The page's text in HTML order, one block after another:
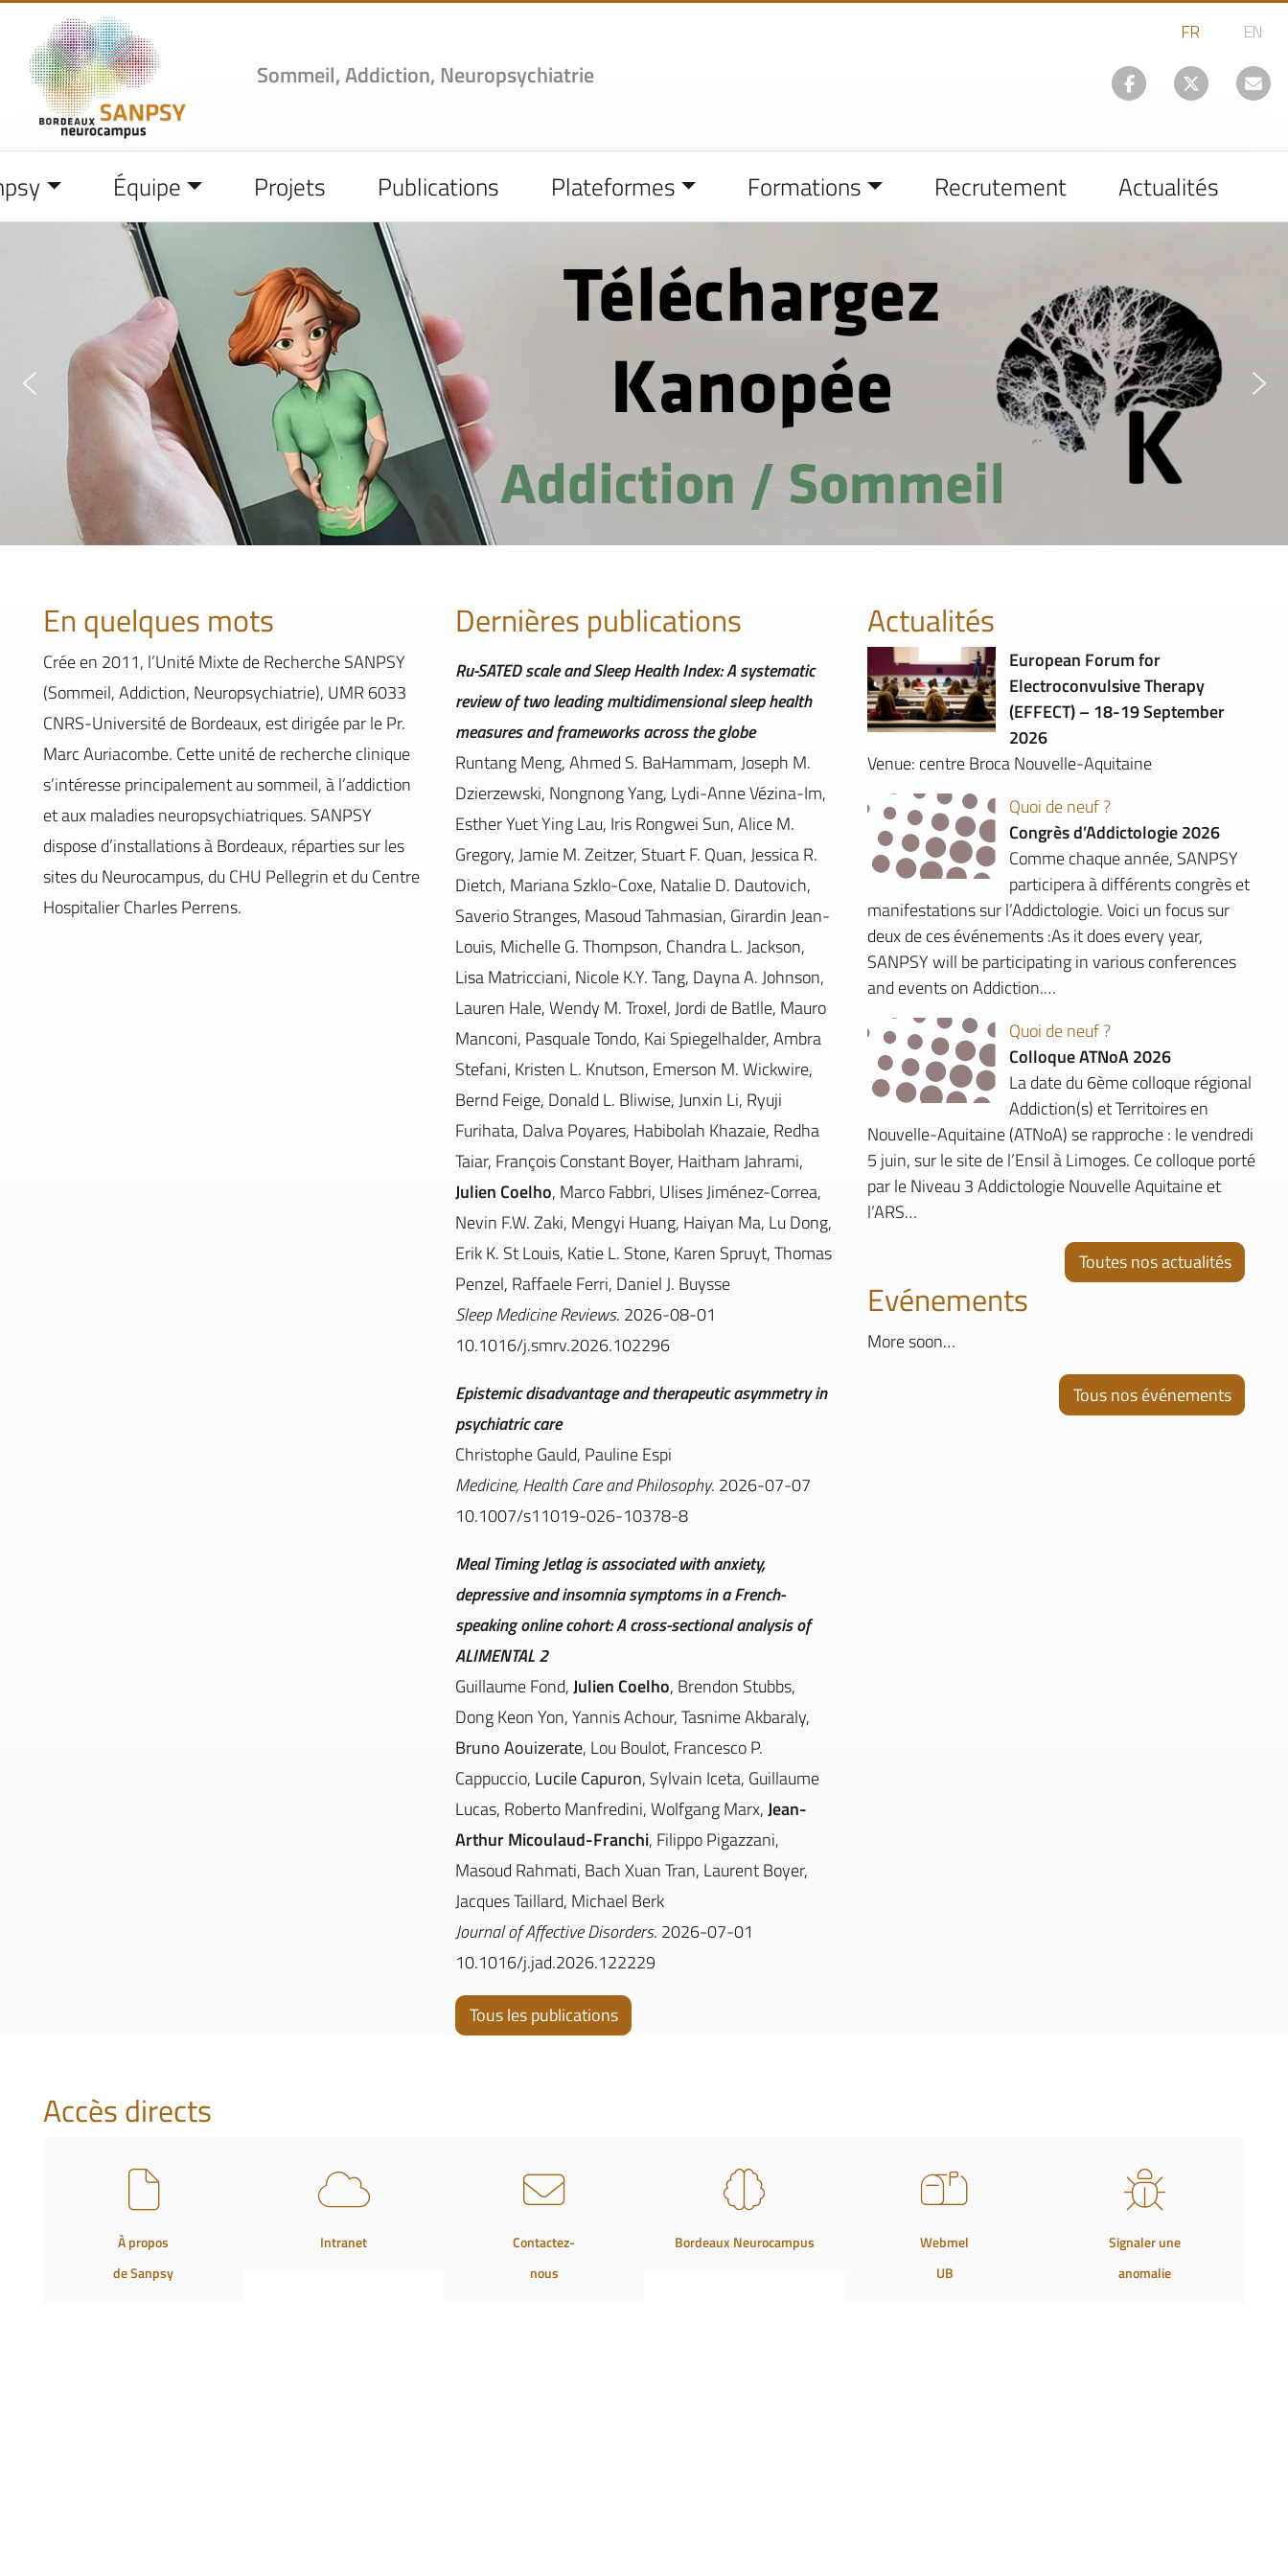
Sommeil, Addiction, Neuropsychiatrie
Équipe Projets Publications Plateformes Formations Recrutement Actualités
En quelques mots
Crée en 2011, l’Unité Mixte de Recherche SANPSY
(Sommeil, Addiction, Neuropsychiatrie), UMR 6033
CNRS-Université de Bordeaux, est dirigée par le Pr.
Marc Auriacombe. Cette unité de recherche clinique
s’intéresse principalement au sommeil, à l’addiction
et aux maladies neuropsychiatriques. SANPSY
dispose d’installations à Bordeaux, réparties sur les
sites du Neurocampus, du CHU Pellegrin et du Centre
Hospitalier Charles Perrens.
Dernières publications
Ru-SATED scale and Sleep Health Index: A systematic
review of two leading multidimensional sleep health
measures and frameworks across the globe
Runtang Meng, Ahmed S. BaHammam, Joseph M.
Dzierzewski, Nongnong Yang, Lydi-Anne Vézina-Im,
Esther Yuet Ying Lau, Iris Rongwei Sun, Alice M.
Gregory, Jamie M. Zeitzer, Stuart F. Quan, Jessica R.
Dietch, Mariana Szklo-Coxe, Natalie D. Dautovich,
Saverio Stranges, Masoud Tahmasian, Girardin Jean-
Louis, Michelle G. Thompson, Chandra L. Jackson,
Lisa Matricciani, Nicole K.Y. Tang, Dayna A. Johnson,
Lauren Hale, Wendy M. Troxel, Jordi de Batlle, Mauro
Manconi, Pasquale Tondo, Kai Spiegelhalder, Ambra
Stefani, Kristen L. Knutson, Emerson M. Wickwire,
Bernd Feige, Donald L. Bliwise, Junxin Li, Ryuji
Furihata, Dalva Poyares, Habibolah Khazaie, Redha
Taiar, François Constant Boyer, Haitham Jahrami,
Julien Coelho, Marco Fabbri, Ulises Jiménez-Correa,
Nevin F.W. Zaki, Mengyi Huang, Haiyan Ma, Lu Dong,
Erik K. St Louis, Katie L. Stone, Karen Spruyt, Thomas
Penzel, Raffaele Ferri, Daniel J. Buysse
Sleep Medicine Reviews. 2026-08-01
10.1016/j.smrv.2026.102296
Epistemic disadvantage and therapeutic asymmetry in
psychiatric care
Christophe Gauld, Pauline Espi
Medicine, Health Care and Philosophy. 2026-07-07
10.1007/s11019-026-10378-8
Meal Timing Jetlag is associated with anxiety,
depressive and insomnia symptoms in a French-
speaking online cohort: A cross-sectional analysis of
ALIMENTAL 2
Guillaume Fond,Julien Coelho, Brendon Stubbs,
Dong Keon Yon, Yannis Achour, Tasnime Akbaraly,
Bruno Aouizerate, Lou Boulot, Francesco P.
Cappuccio, Lucile Capuron, Sylvain Iceta, Guillaume
Lucas, Roberto Manfredini, Wolfgang Marx,Jean-
Arthur Micoulaud-Franchi, Filippo Pigazzani,
Masoud Rahmati, Bach Xuan Tran, Laurent Boyer,
Jacques Taillard, Michael Berk
Journal of Affective Disorders. 2026-07-01
10.1016/j.jad.2026.122229
Tous les publications
Actualités
European Forum for
Electroconvulsive Therapy
(EFFECT) – 18-19 September
2026
Venue: centre Broca Nouvelle-Aquitaine
Quoi de neuf ?
Congrès d’Addictologie 2026
Comme chaque année, SANPSY
participera à différents congrès et
manifestations sur l’Addictologie. Voici un focus sur
deux de ces événements :As it does every year,
SANPSY will be participating in various conferences
and events on Addiction.…
Quoi de neuf ?
Colloque ATNoA 2026
La date du 6ème colloque régional
Addiction(s) et Territoires en
Nouvelle-Aquitaine (ATNoA) se rapproche : le vendredi
5 juin, sur le site de l’Ensil à Limoges. Ce colloque porté
par le Niveau 3 Addictologie Nouvelle Aquitaine et
l’ARS…
Toutes nos actualités
Evénements
More soon…
Tous nos événements
Accès directs
À propos
de Sanpsy
Intranet
Contactez-
nous
Bordeaux Neurocampus
Webmel
UB
Signaler une
anomalie